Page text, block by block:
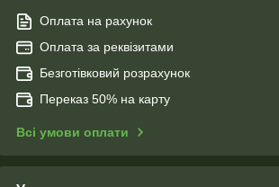
Оплата на рахунок
Оплата за реквізитами
Безготівковий розрахунок
Переказ 50% на карту
Всі умови оплати